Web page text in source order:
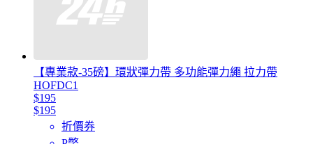
【專業款-35磅】環狀彈力帶 多功能彈力繩 拉力帶
HOFDC1
$195
$195
折價券